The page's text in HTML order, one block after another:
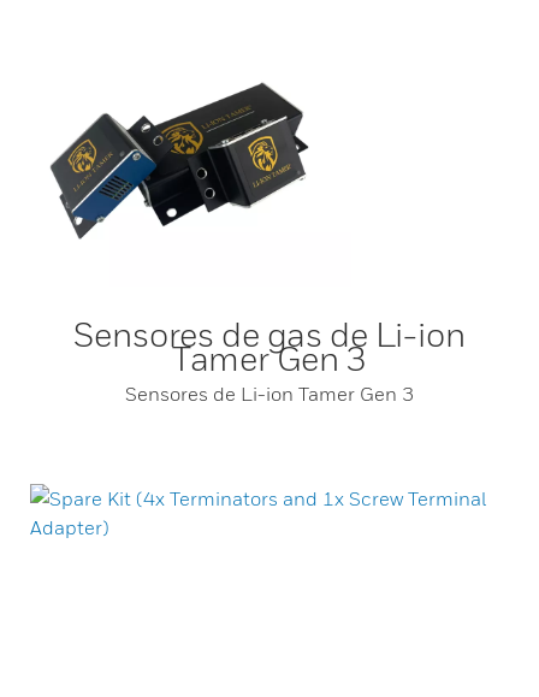
Sensores de gas de Li-ion
Tamer Gen 3
Sensores de Li-ion Tamer Gen 3